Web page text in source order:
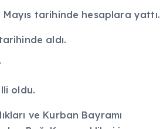
tarihinde hesaplara yattı.
aldı.
oldu.
ve Kurban Bayramı